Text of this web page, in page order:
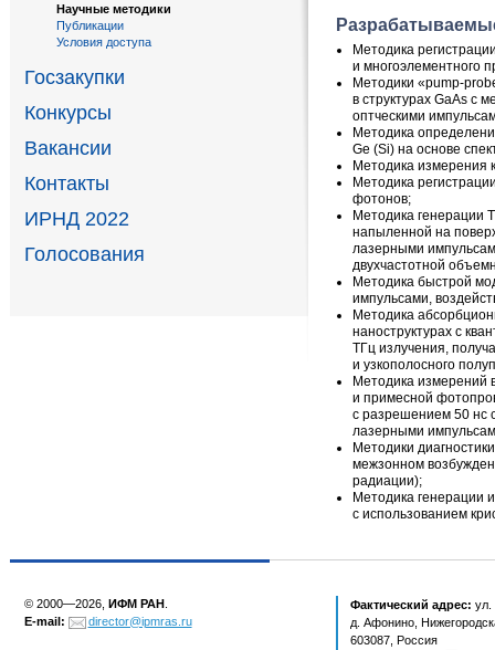
Научные методики
Публикации
Условия доступа
Госзакупки
Конкурсы
Вакансии
Контакты
ИРНД 2022
Голосования
Методика
и многоэлементного
Методики «pump-
в структурах GaAs с
оптческими
Методика
Ge (Si) на основе
Методика измерения
Методика
фотонов;
Методика генерации
напыленной на
лазерными
двухчастотной
Методика быстрой
импульсами,
Методика
наноструктурах с
ТГц излучения,
и узкополосного
Методика измерений
и примесной
с разрешением 50 нс
лазерными
Методики
межзонном
радиации);
Методика генерации
с использованием
© 2000—2026, ИФМ РАН
E-mail:
director@ipmras.ru
Фактический адрес: ул.
д. Афонино,
603087, Россия